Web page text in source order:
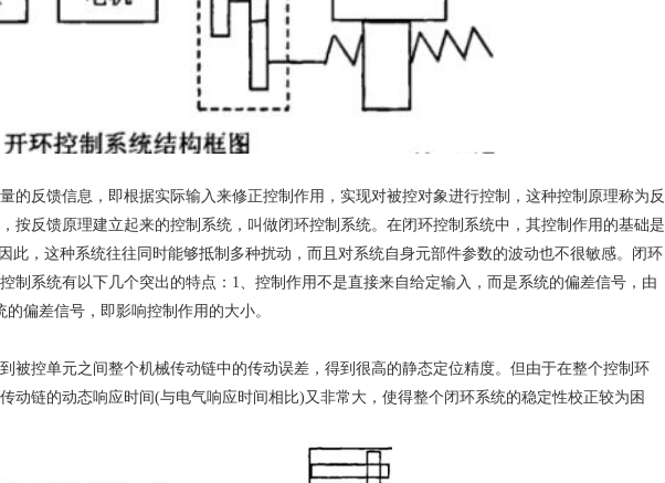
反馈信息，即根据实际输入来修正控制作用，实现对被控对象进行控制，这种控制原理称为反
反馈原理建立起来的控制系统，叫做闭环控制系统。在闭环控制系统中，其控制作用的基础是
此，这种系统往往同时能够抵制多种扰动，而且对系统自身元部件参数的波动也不很敏感。闭环
系统有以下几个突出的特点：1、控制作用不是直接来自给定输入，而是系统的偏差信号，由
偏差信号，即影响控制作用的大小。
控单元之间整个机械传动链中的传动误差，得到很高的静态定位精度。但由于在整个控制环
链的动态响应时间(与电气响应时间相比)又非常大，使得整个闭环系统的稳定性校正较为困